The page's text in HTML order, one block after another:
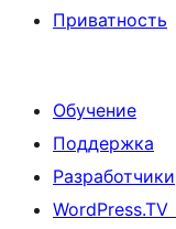
Приватность
Обучение
Поддержка
Разработчики
WordPress.TV